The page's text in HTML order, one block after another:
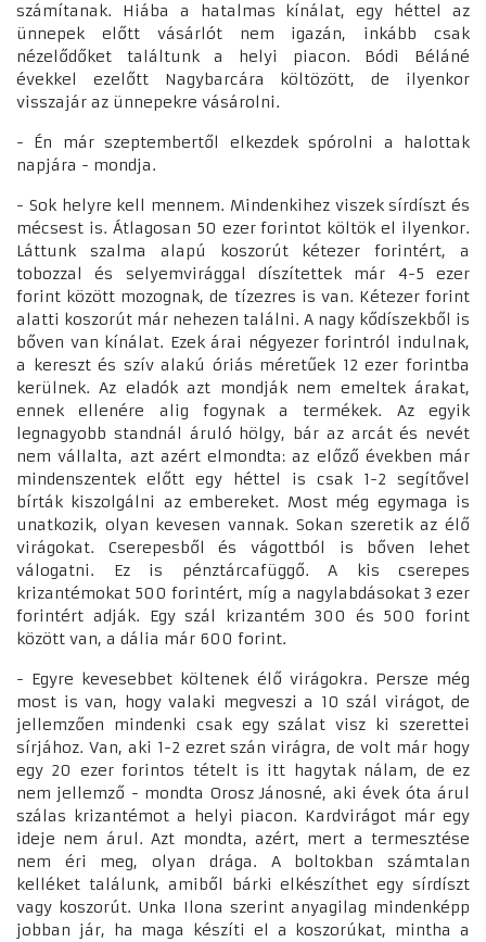
számítanak. Hiába a hatalmas kínálat, egy héttel az
ünnepek előtt vásárlót nem igazán, inkább csak
nézelődőket találtunk a helyi piacon. Bódi Béláné
évekkel ezelőtt Nagybarcára költözött, de ilyenkor
visszajár az ünnepekre vásárolni.
- Én már szeptembertől elkezdek spórolni a halottak
napjára - mondja.
- Sok helyre kell mennem. Mindenkihez viszek sírdíszt és
mécsest is. Átlagosan 50 ezer forintot költök el ilyenkor.
Láttunk szalma alapú koszorút kétezer forintért, a
tobozzal és selyemvirággal díszítettek már 4-5 ezer
forint között mozognak, de tízezres is van. Kétezer forint
alatti koszorút már nehezen találni. A nagy kődíszekből is
bőven van kínálat. Ezek árai négyezer forintról indulnak,
a kereszt és szív alakú óriás méretűek 12 ezer forintba
kerülnek. Az eladók azt mondják nem emeltek árakat,
ennek ellenére alig fogynak a termékek. Az egyik
legnagyobb standnál áruló hölgy, bár az arcát és nevét
nem vállalta, azt azért elmondta: az előző években már
mindenszentek előtt egy héttel is csak 1-2 segítővel
bírták kiszolgálni az embereket. Most még egymaga is
unatkozik, olyan kevesen vannak. Sokan szeretik az élő
virágokat. Cserepesből és vágottból is bőven lehet
válogatni. Ez is pénztárcafüggő. A kis cserepes
krizantémokat 500 forintért, míg a nagylabdásokat 3 ezer
forintért adják. Egy szál krizantém 300 és 500 forint
között van, a dália már 600 forint.
- Egyre kevesebbet költenek élő virágokra. Persze még
most is van, hogy valaki megveszi a 10 szál virágot, de
jellemzően mindenki csak egy szálat visz ki szerettei
sírjához. Van, aki 1-2 ezret szán virágra, de volt már hogy
egy 20 ezer forintos tételt is itt hagytak nálam, de ez
nem jellemző - mondta Orosz Jánosné, aki évek óta árul
szálas krizantémot a helyi piacon. Kardvirágot már egy
ideje nem árul. Azt mondta, azért, mert a termesztése
nem éri meg, olyan drága. A boltokban számtalan
kelléket találunk, amiből bárki elkészíthet egy sírdíszt
vagy koszorút. Unka Ilona szerint anyagilag mindenképp
jobban jár, ha maga készíti el a koszorúkat, mintha a